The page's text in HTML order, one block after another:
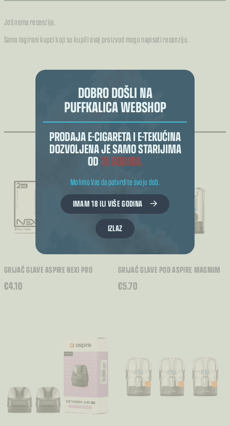
DOBRO DOŠLI NA
PUFFKALICA WEBSHOP
PRODAJA E-CIGARETA I E-TEKUĆINA
DOZVOLJENA JE SAMO STARIJIMA
OD18 GODINA.
Molimo Vas da potvrdite svoju dob.
IMAM 18 ILI VIŠE GODINA
IZLAZ
Još nema recenzija.
Samo logirani kupci koji su kupili ovaj proizvod mogu napisati recenziju.
POVEZANI PROIZVODI
GRIJAČ GLAVE ASPIRE NEXI PRO
€4.10
GRIJAČ GLAVE POD ASPIRE MAGNUM
€5.70